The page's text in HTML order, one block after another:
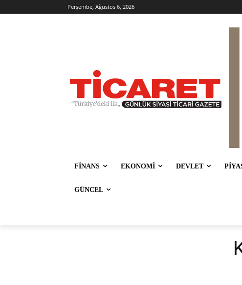
Perşembe, Ağustos 6, 2026
FİNANS EKONOMİ DEVLET
GÜNCEL